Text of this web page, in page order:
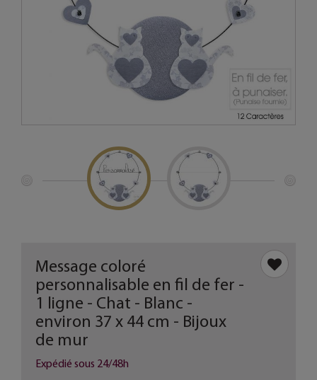
Message coloré
personnalisable en fil de fer -
1 ligne - Chat - Blanc -
environ 37 x 44 cm - Bijoux
de mur
Expédié sous 24/48h